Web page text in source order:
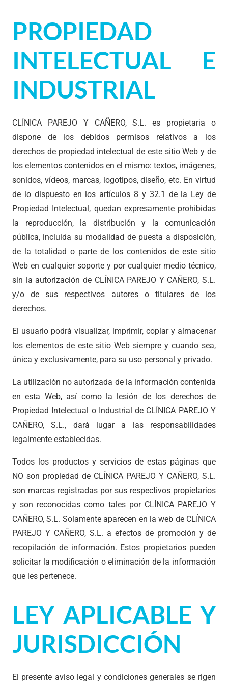
PROPIEDAD
INTELECTUAL E
INDUSTRIAL
CLÍNICA PAREJO Y CAÑERO, S.L. es propietaria o
dispone de los debidos permisos relativos a los
derechos de propiedad intelectual de este sitio Web y de
los elementos contenidos en el mismo: textos, imágenes,
sonidos, vídeos, marcas, logotipos, diseño, etc. En virtud
de lo dispuesto en los artículos 8 y 32.1 de la Ley de
Propiedad Intelectual, quedan expresamente prohibidas
la reproducción, la distribución y la comunicación
pública, incluida su modalidad de puesta a disposición,
de la totalidad o parte de los contenidos de este sitio
Web en cualquier soporte y por cualquier medio técnico,
sin la autorización de CLÍNICA PAREJO Y CAÑERO, S.L.
y/o de sus respectivos autores o titulares de los
derechos.
El usuario podrá visualizar, imprimir, copiar y almacenar
los elementos de este sitio Web siempre y cuando sea,
única y exclusivamente, para su uso personal y privado.
La utilización no autorizada de la información contenida
en esta Web, así como la lesión de los derechos de
Propiedad Intelectual o Industrial de CLÍNICA PAREJO Y
CAÑERO, S.L., dará lugar a las responsabilidades
legalmente establecidas.
Todos los productos y servicios de estas páginas que
NO son propiedad de CLÍNICA PAREJO Y CAÑERO, S.L.
son marcas registradas por sus respectivos propietarios
y son reconocidas como tales por CLÍNICA PAREJO Y
CAÑERO, S.L. Solamente aparecen en la web de CLÍNICA
PAREJO Y CAÑERO, S.L. a efectos de promoción y de
recopilación de información. Estos propietarios pueden
solicitar la modificación o eliminación de la información
que les pertenece.
LEY APLICABLE Y
JURISDICCIÓN
El presente aviso legal y condiciones generales se rigen